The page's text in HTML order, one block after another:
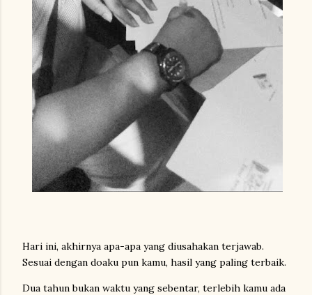
Hari ini, akhirnya apa-apa yang diusahakan terjawab.
Sesuai dengan doaku pun kamu, hasil yang paling terbaik.
Dua tahun bukan waktu yang sebentar, terlebih kamu ada